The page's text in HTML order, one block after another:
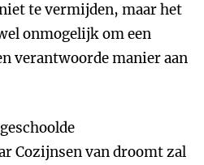
te vermijden, maar het
onmogelijk om een
verantwoorde manier aan
Cozijnsen van droomt zal